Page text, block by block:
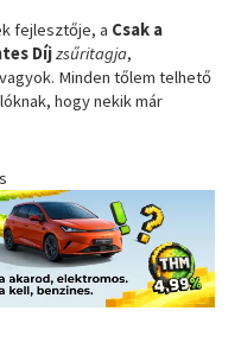
fejlesztője, a Csak a
Díjzsűritagja,
Minden tőlem telhető
hogy nekik már